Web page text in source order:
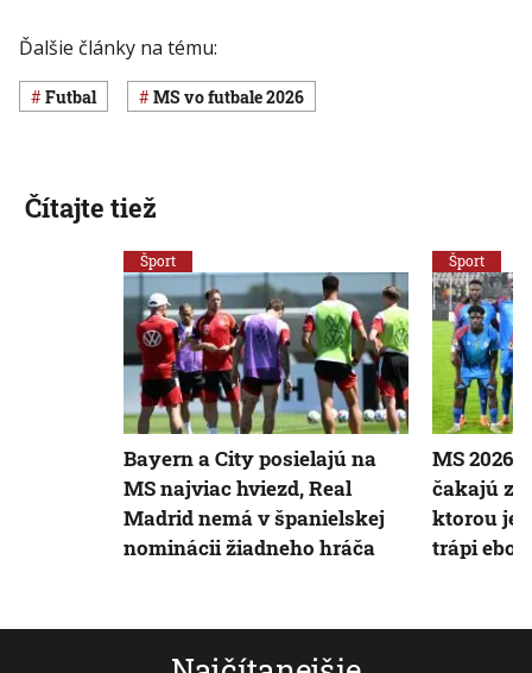
Ďalšie články na tému:
Futbal MS vo futbale 2026
Čítajte tiež
Šport
Bayern a City posielajú na
MS najviac hviezd, Real
Madrid nemá v španielskej
nominácii žiadneho hráča
Šport
MS 2026
čakajú
ktorou je
trápi